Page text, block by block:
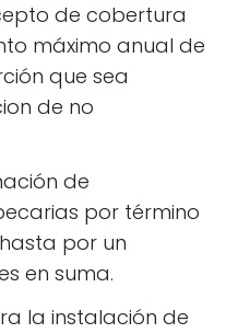
de cobertura
máximo anual de
que sea
de no
de
por término
por un
en suma.
la instalación de